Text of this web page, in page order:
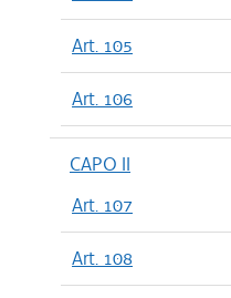
Art. 105
Art. 106
CAPO II
Art. 107
Art. 108